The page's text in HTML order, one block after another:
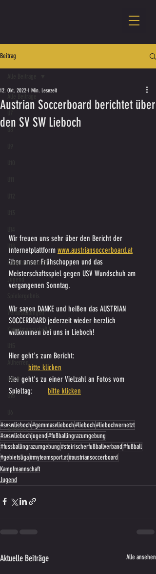
Beitrag
U8
U18
Kampfmannschaft
Veranstaltungen
Kampfmannschaft II
Altherren
U15 B
U16
Bambinis
Austrian Soccerboard berichtet über
den SV SW Lieboch
12. Okt. 2022 1 Min. Lesezeit
Wir freuen uns sehr über den Bericht der
Internetplattform www.austriansoccerboard.at
über unser Frühschoppen und das
Meisterschaftsspiel gegen USV Wundschuh am
vergangenen Sonntag.
Wir sagen DANKE und heißen das AUSTRIAN
SOCCERBOARD jederzeit wieder herzlich
willkommen bei uns in Lieboch!
Hier geht's zum Bericht:
bitte klicken
Hier geht's zu einer Vielzahl an Fotos vom
bitte klicken
#svswlieboch#gemmasvlieboch#lieboch#liebochvernetzt
#svswliebochjugend#fußballingrazumgebung
#fussballingrazumgebung#steirischerfußballverband#fußball
#gebietsliga#myteamsport.at#austriansoccerboard
Kampfmannschaft
Jugend
Aktuelle Beiträge Alle ansehen